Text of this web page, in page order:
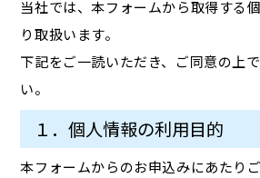
当社では、本フォームから取得する
り取扱います。
下記をご一読いただき、ご同意の上
い。
１．個人情報の利用目的
本フォームからのお申込みにあたり